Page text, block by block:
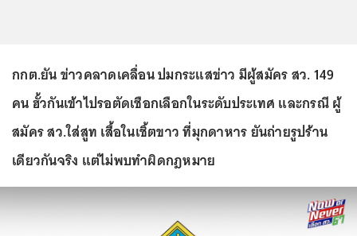
กกต.ยัน ข่าวคลาดเคลื่อน ปมกระแสข่าว มีผู้สมัคร สว. 149
คน ฮั้วกันเข้าไปรอตัดเชือกเลือกในระดับประเทศ และกรณี ผู้
สมัคร สว.ใส่สูท เสื้อในเชิ้ตขาว ที่มุกดาหาร ยันถ่ายรูปร้าน
เดียวกันจริง แต่ไม่พบทำผิดกฎหมาย